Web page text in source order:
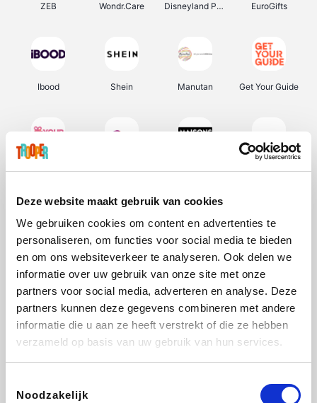
Deze website maakt gebruik van cookies
We gebruiken cookies om content en advertenties te
personaliseren, om functies voor social media te bieden
en om ons websiteverkeer te analyseren. Ook delen we
informatie over uw gebruik van onze site met onze
partners voor social media, adverteren en analyse. Deze
partners kunnen deze gegevens combineren met andere
informatie die u aan ze heeft verstrekt of die ze hebben
verzameld op basis van uw gebruik van hun services.
Noodzakelijk
ZEB Wondr.Care Disneyland Paris EuroGifts
Ibood Shein Manutan Get Your Guide
Weekendesk Sarenza Schiesser Interhome